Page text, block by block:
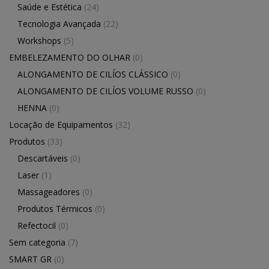
Saúde e Estética (24)
Tecnologia Avançada (22)
Workshops (5)
EMBELEZAMENTO DO OLHAR (0)
ALONGAMENTO DE CILÍOS CLÁSSICO (0)
ALONGAMENTO DE CILÍOS VOLUME RUSSO (0)
HENNA (0)
Locação de Equipamentos (32)
Produtos (33)
Descartáveis (0)
Laser (1)
Massageadores (0)
Produtos Térmicos (0)
Refectocil (0)
Sem categoria (7)
SMART GR (0)